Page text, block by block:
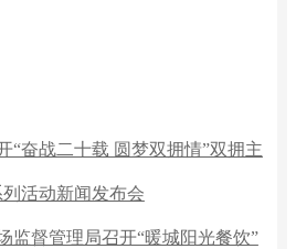
“奋战二十载 圆梦双拥情”双拥主
活动新闻发布会
监督管理局召开“暖城阳光餐饮”